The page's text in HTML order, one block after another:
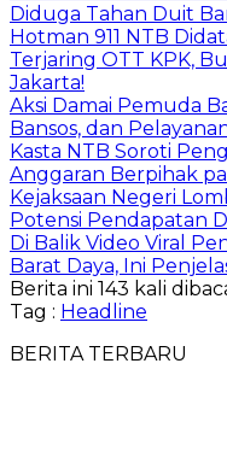
Diduga Tahan Duit
Hotman 911 NTB
Terjaring OTT KPK,
Jakarta!
Aksi Damai Pemuda
Bansos, dan
Kasta NTB Soroti
Anggaran Berpihak
Kejaksaan Negeri
Potensi Pendapatan
Di Balik Video Viral
Barat Daya, Ini
Berita ini 143 kali
Tag : Headline
BERITA TERBARU